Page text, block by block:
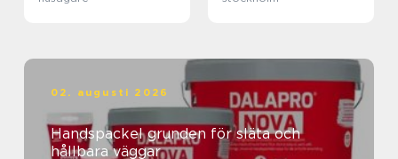
02. augusti 2026
Handspackel grunden för släta och
hållbara väggar